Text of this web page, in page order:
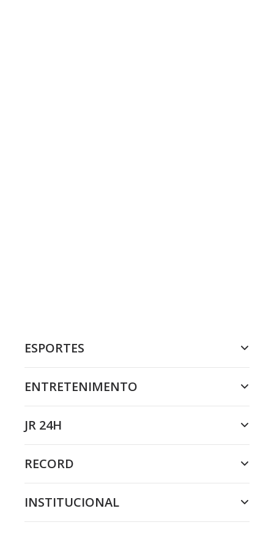
ESPORTES
ENTRETENIMENTO
JR 24H
RECORD
INSTITUCIONAL